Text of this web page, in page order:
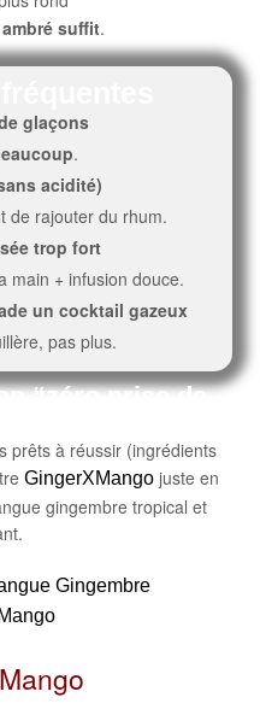
suffit.
glaçons
.
acidité)
de rajouter du rhum.
trop fort
main + infusion douce.
un cocktail gazeux
pas plus.
“zéro prise de
prêts à réussir (ingrédients
GingerXMango juste en
gingembre tropical et